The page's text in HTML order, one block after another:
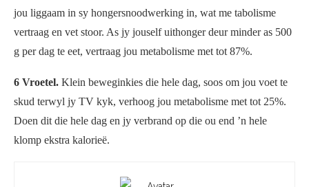
jou liggaam in sy hongersnoodwerking in, wat me tabolisme
vertraag en vet stoor. As jy jouself uithonger deur minder as 500
g per dag te eet, vertraag jou metabolisme met tot 87%.
6 Vroetel. Klein beweginkies die hele dag, soos om jou voet te
skud terwyl jy TV kyk, verhoog jou metabolisme met tot 25%.
Doen dit die hele dag en jy verbrand op die ou end ’n hele
klomp ekstra kalorieë.